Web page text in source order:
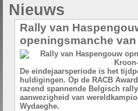
Nieuws
Rally van
openingsmanche
De eindejaarsperiode is het
huldigingen. Op de RACB
razend spannende Belgisch
aanwezigheid van
Wydaeghe.